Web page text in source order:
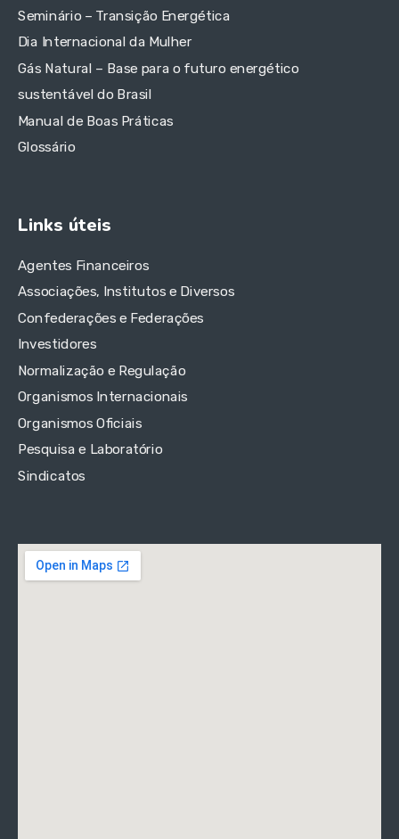
Seminário – Transição Energética
Dia Internacional da Mulher
Gás Natural – Base para o futuro energético
sustentável do Brasil
Manual de Boas Práticas
Glossário
Links úteis
Agentes Financeiros
Associações, Institutos e Diversos
Confederações e Federações
Investidores
Normalização e Regulação
Organismos Internacionais
Organismos Oficiais
Pesquisa e Laboratório
Sindicatos